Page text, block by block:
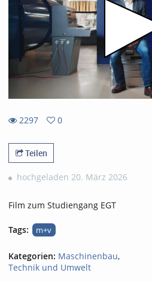
2297
views
0
favorites
Teilen
hochgeladen 20. März 2026
Film zum Studiengang EGT
Tags: m+v
Kategorien: Maschinenbau,
Technik und Umwelt